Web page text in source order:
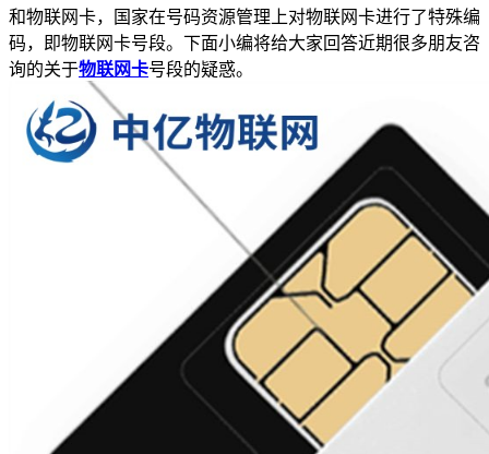
和物联网卡，国家在号码资源管理上对物联网卡进行了特殊编
码，即物联网卡号段。下面小编将给大家回答近期很多朋友咨
询的关于物联网卡号段的疑惑。